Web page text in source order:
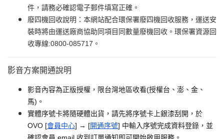
件，請務必確認電子郵件填寫正確。
廢四機回收說明：本網站配合環保署廢四機回收服務，運送安
裝時將由運送廠商協助同項目同數量廢機回收。環保署資源回
收專線:0800-085717。
影音方案開通說明
影音內容為正版授權，限台灣地區收看(授權台、澎、金、
馬)。
實體序號卡將隨硬體出貨，請先將序號卡上銀漆刮開，於
OVO [會員中心] → [開通序號] 中輸入序號完成資料登錄，並
確認會員 email 收到訂單通知即可開始啟用服務。